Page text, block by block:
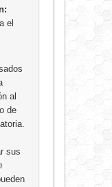
el
al
de
sus